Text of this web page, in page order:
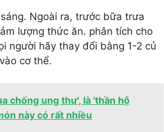
Ngoài ra, trước bữa trưa
lượng thức ăn. phân tích cho
người hãy thay đổi bằng 1-2 củ
cơ thể.
chống ung thư', là 'thần hộ
này có rất nhiều